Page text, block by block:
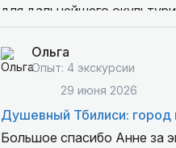
для дальнейшего
Ольга
Опыт: 4 экскурсии
29 июня 2026
Душевный Тбилиси: город
Большое спасибо Анне за